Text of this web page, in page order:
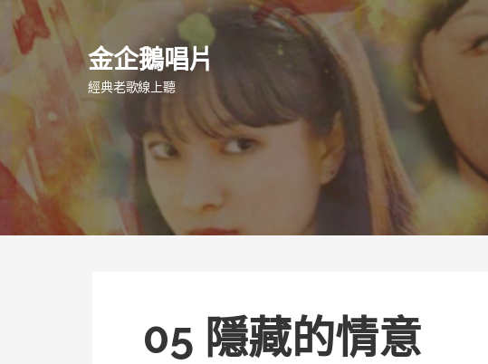
至
要
內
金企鵝唱片
經典老歌線上聽
05 隱藏的情意